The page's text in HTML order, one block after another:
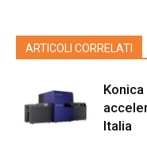
ARTICOLI CORRELATI
Italia